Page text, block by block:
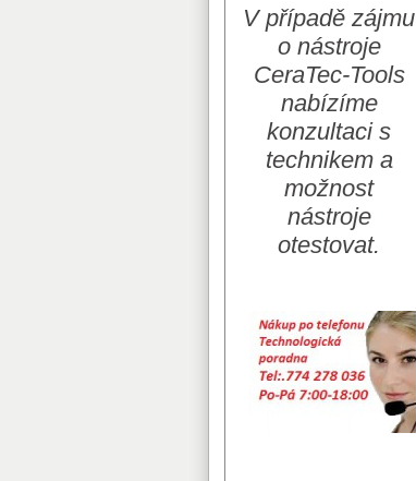
V případě zájmu
o nástroje
CeraTec-Tools
nabízíme
konzultaci s
technikem a
možnost
nástroje
otestovat.